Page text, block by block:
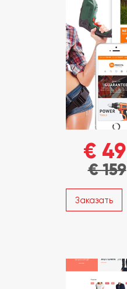
€ 49
€ 159
Заказать